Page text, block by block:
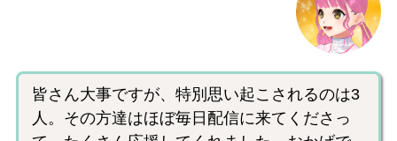
皆さん大事ですが、特別思い起こされるのは3
人。その方達はほぼ毎日配信に来てくださっ